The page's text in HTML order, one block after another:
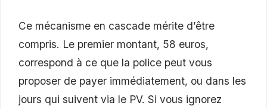
Ce mécanisme en cascade mérite d’être
compris. Le premier montant, 58 euros,
correspond à ce que la police peut vous
proposer de payer immédiatement, ou dans les
jours qui suivent via le PV. Si vous ignorez